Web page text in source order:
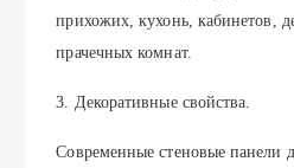
прихожих, кухонь, кабинетов,
прачечных комнат.
3. Декоративные свойства.
Современные стеновые панели